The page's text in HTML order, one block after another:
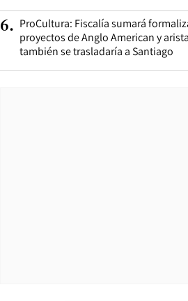
6. ProCultura: Fiscalía sumará
proyectos de Anglo American y
también se trasladaría a Santiago